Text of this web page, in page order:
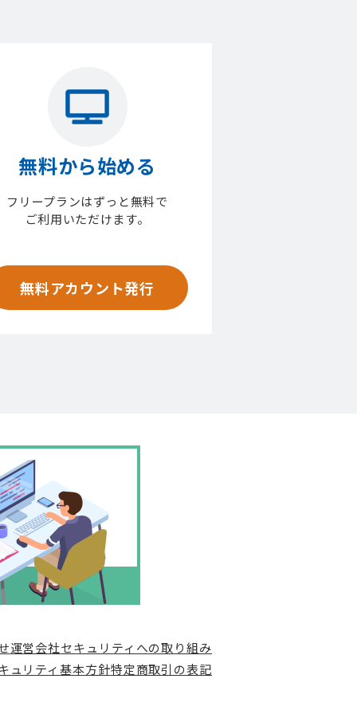
無料から始める
フリープランはずっと無料で
ご利用いただけます。
無料アカウント発行
運営会社セキュリティへの取り組み
ュリティ基本方針特定商取引の表記